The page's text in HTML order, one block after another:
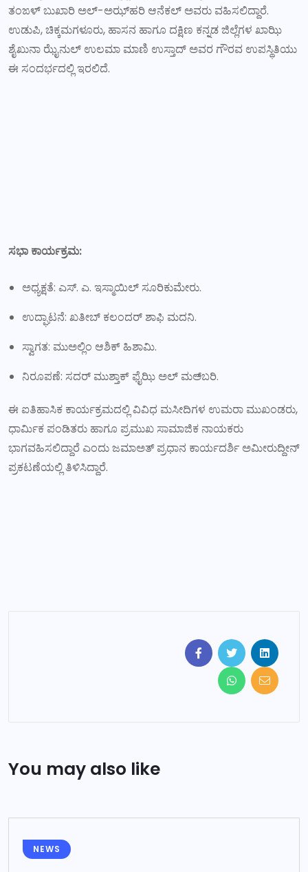
ತಂಙಳ್ ಬುಖಾರಿ ಅಲ್-ಅಝ್‌ಹರಿ ಆನೆಕಲ್ ಅವರು ವಹಿಸಲಿದ್ದಾರೆ.
ಉಡುಪಿ, ಚಿಕ್ಕಮಗಳೂರು, ಹಾಸನ ಹಾಗೂ ದಕ್ಷಿಣ ಕನ್ನಡ ಜಿಲ್ಲೆಗಳ ಖಾಝಿ
ಶೈಖುನಾ ಝೈನುಲ್ ಉಲಮಾ ಮಾಣಿ ಉಸ್ತಾದ್ ಅವರ ಗೌರವ ಉಪಸ್ಥಿತಿಯು
ಈ ಸಂದರ್ಭದಲ್ಲಿ ಇರಲಿದೆ.
ಸಭಾ ಕಾರ್ಯಕ್ರಮ:
ಅಧ್ಯಕ್ಷತೆ: ಎಸ್. ಎ. ಇಸ್ಮಾಯಿಲ್ ಸೂರಿಕುಮೇರು.
ಉದ್ಘಾಟನೆ: ಖತೀಬ್ ಕಲಂದರ್ ಶಾಫಿ ಮದನಿ.
ಸ್ವಾಗತ: ಮುಅಲ್ಲಿಂ ಆಶಿಕ್ ಹಿಶಾಮಿ.
ನಿರೂಪಣೆ: ಸದರ್ ಮುಶ್ತಾಕ್ ಫೈಝಿ ಅಲ್ ಮಅ್‌ಬರಿ.
ಈ ಐತಿಹಾಸಿಕ ಕಾರ್ಯಕ್ರಮದಲ್ಲಿ ವಿವಿಧ ಮಸೀದಿಗಳ ಉಮರಾ ಮುಖಂಡರು,
ಧಾರ್ಮಿಕ ಪಂಡಿತರು ಹಾಗೂ ಪ್ರಮುಖ ಸಾಮಾಜಿಕ ನಾಯಕರು
ಭಾಗವಹಿಸಲಿದ್ದಾರೆ ಎಂದು ಜಮಾಅತ್ ಪ್ರಧಾನ ಕಾರ್ಯದರ್ಶಿ ಅಮೀರುದ್ದೀನ್
ಪ್ರಕಟಣೆಯಲ್ಲಿ ತಿಳಿಸಿದ್ದಾರೆ.
You may also like
NEWS